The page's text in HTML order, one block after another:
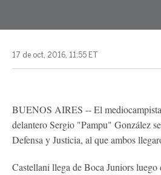
17 de oct, 2016, 11:55 ET
BUENOS AIRES -- El
delantero Sergio "Pampu" González
Defensa y Justicia, al que ambos
Castellani llega de Boca Juniors luego